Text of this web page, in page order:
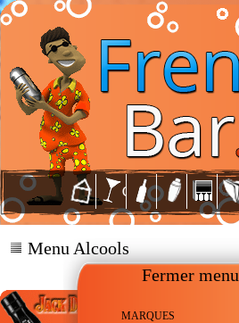
Fermer menu
MARQUES
Menu Alcools